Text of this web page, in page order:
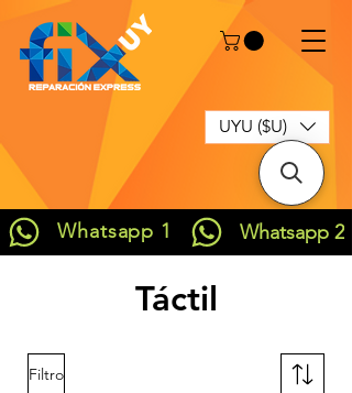
UYU ($U)
Whatsapp 1 Whatsapp 2
Táctil
Filtro